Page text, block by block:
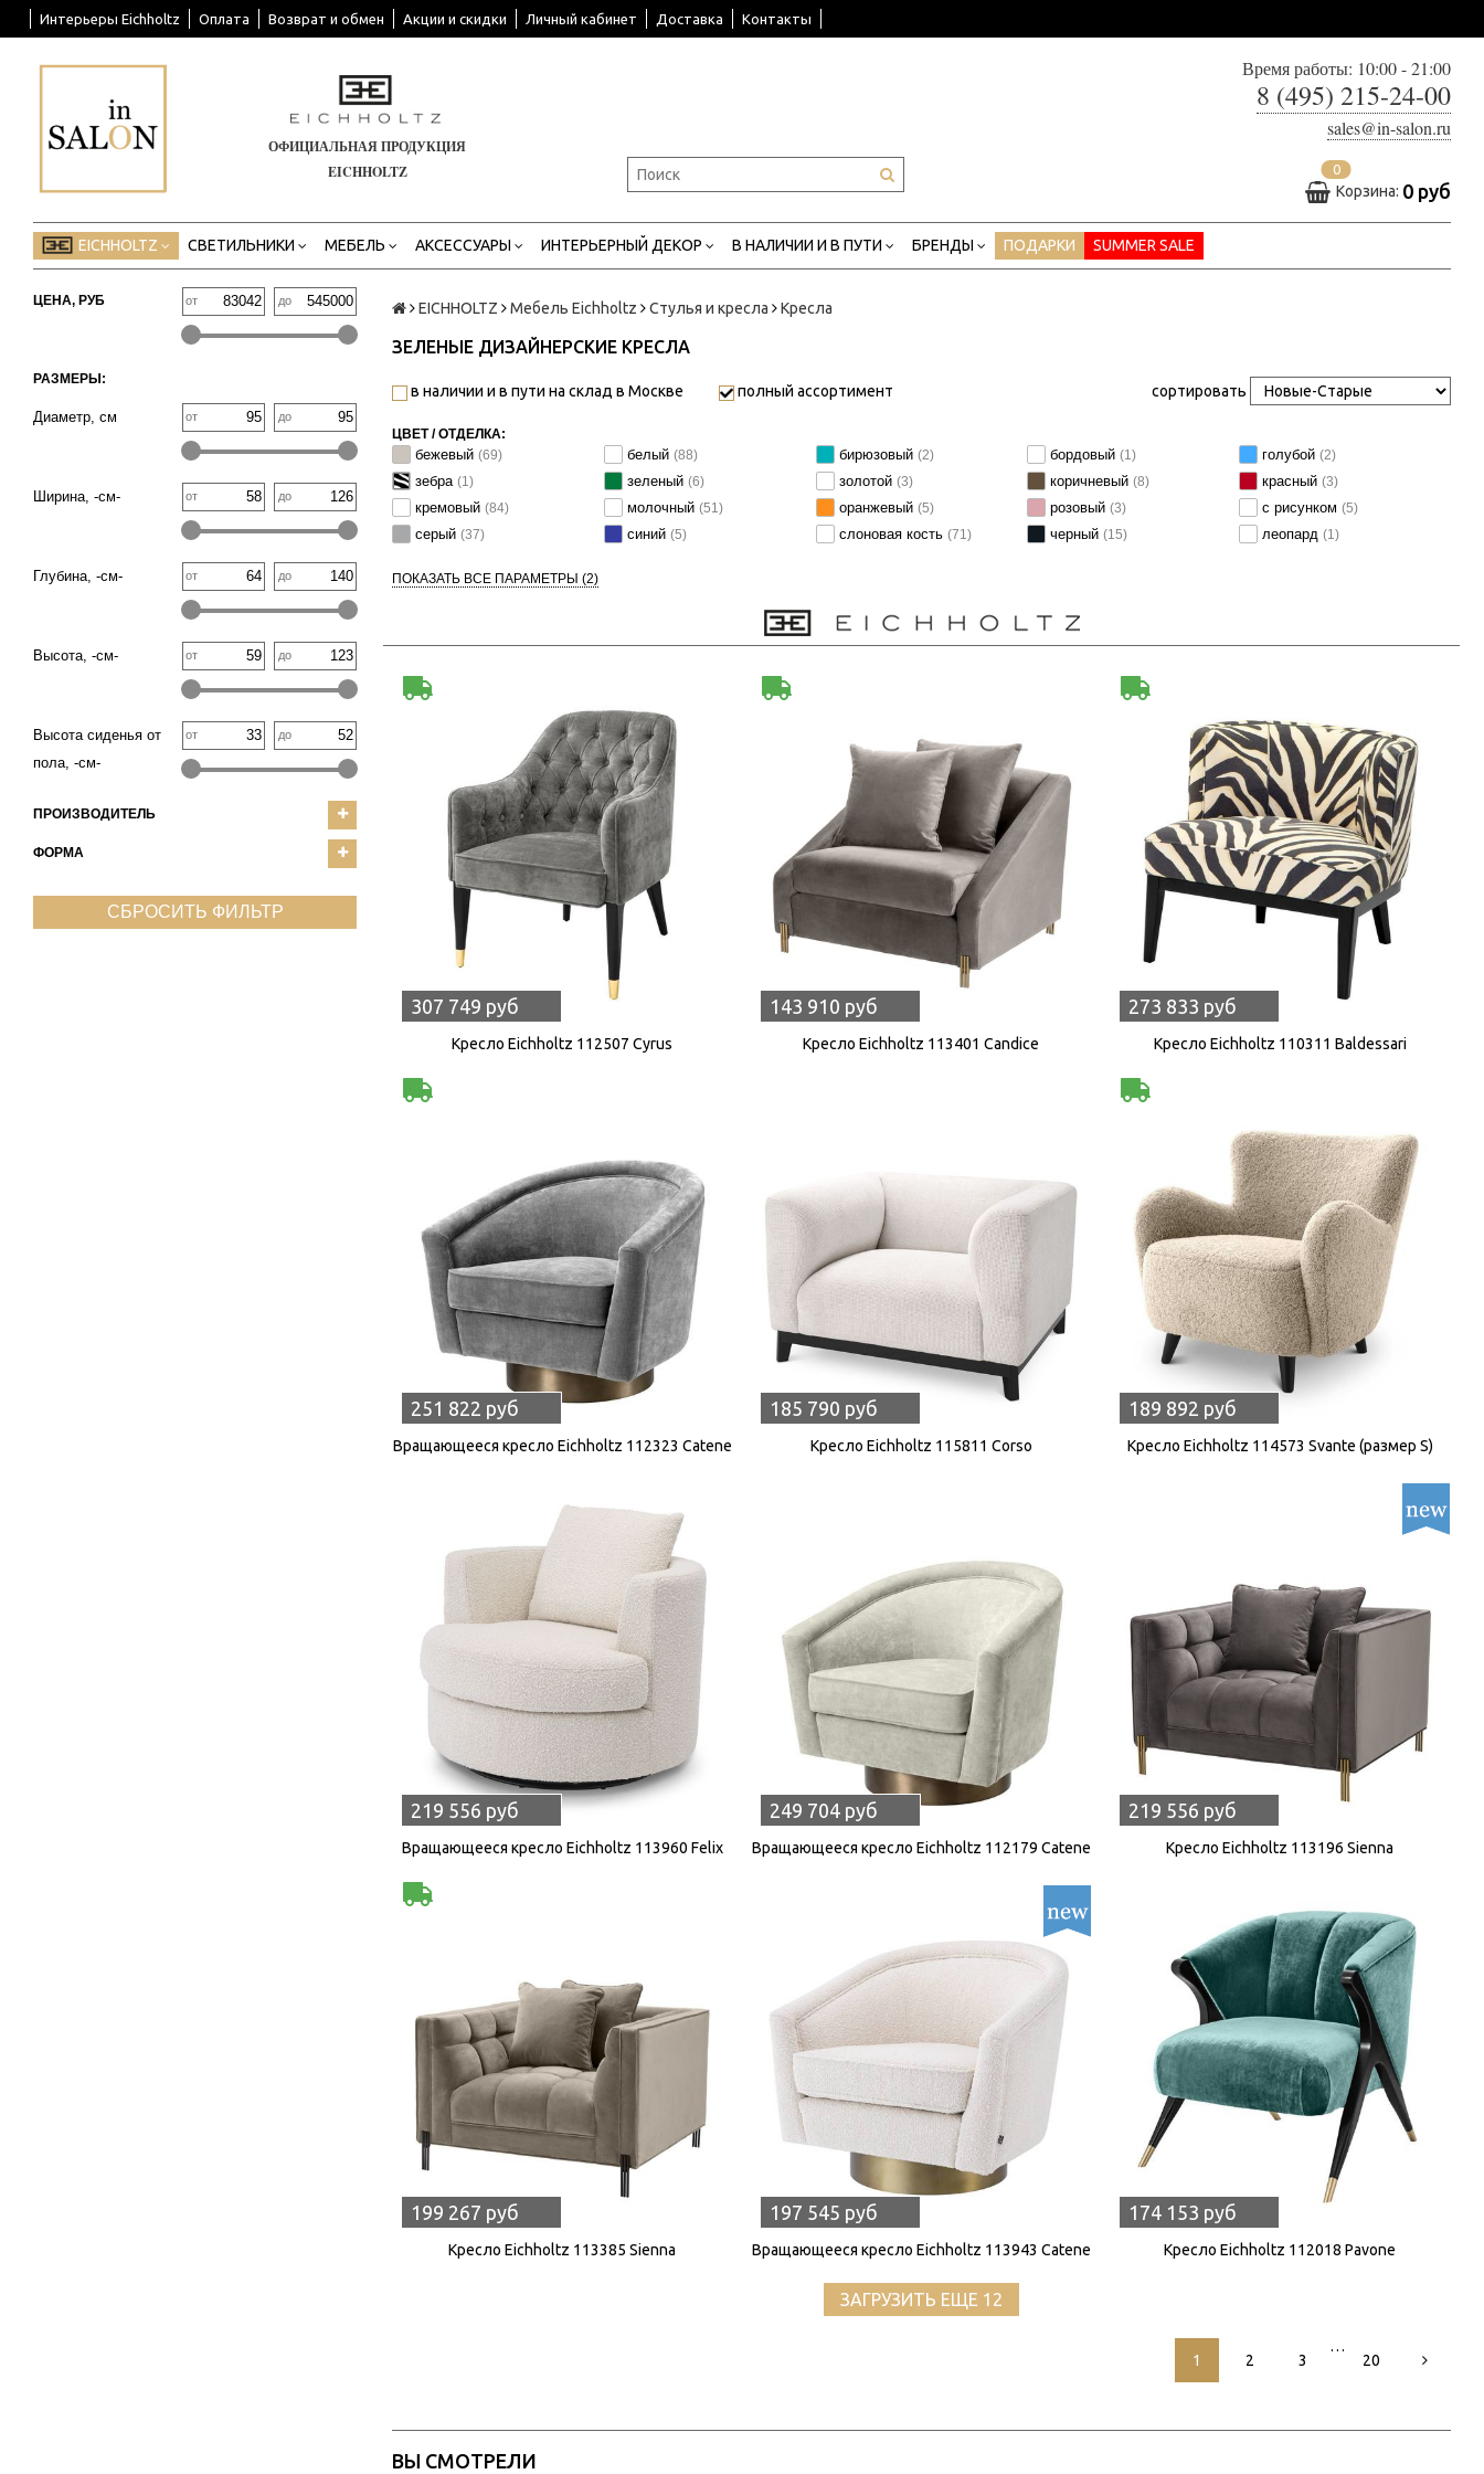
Интерьеры Eichholtz Оплата Возврат и обмен Акции и скидки Личный кабинет Доставка Контакты
ОФИЦИАЛЬНАЯ ПРОДУКЦИЯ
EICHHOLTZ
Время работы: 10:00 - 21:00
8 (495) 215-24-00
sales@in-salon.ru
0
Корзина: 0 руб
EICHHOLTZ СВЕТИЛЬНИКИ МЕБЕЛЬ АКСЕССУАРЫ ИНТЕРЬЕРНЫЙ ДЕКОР В НАЛИЧИИ И В ПУТИ БРЕНДЫ ПОДАРКИ SUMMER SALE
ЦЕНА, РУБ от до
РАЗМЕРЫ:
Диаметр, см от до
Ширина, -см- от до
Глубина, -см- от до
Высота, -см- от до
Высота сиденья от
пола, -см-
от до
ПРОИЗВОДИТЕЛЬ
ФОРМА
СБРОСИТЬ ФИЛЬТР
EICHHOLTZ Мебель Eichholtz Стулья и кресла Кресла
ЗЕЛЕНЫЕ ДИЗАЙНЕРСКИЕ КРЕСЛА
в наличии и в пути на склад в Москве полный ассортимент сортировать
ЦВЕТ / ОТДЕЛКА:
бежевый (69) белый (88) бирюзовый (2) бордовый(1) голубой(2)
зебра (1) зеленый (6) золотой (3) коричневый(8) красный(3)
кремовый (84) молочный (51) оранжевый (5) розовый(3) с рисунком(5)
серый (37) синий (5) слоновая кость (71) черный(15) леопард(1)
ПОКАЗАТЬ ВСЕ ПАРАМЕТРЫ (2)
307 749 руб
Кресло Eichholtz 112507 Cyrus
143 910 руб
Кресло Eichholtz 113401 Candice
273 833 руб
Кресло Eichholtz 110311 Baldessari
251 822 руб
Вращающееся кресло Eichholtz 112323 Catene
185 790 руб
Кресло Eichholtz 115811 Corso
189 892 руб
Кресло Eichholtz 114573 Svante (размер S)
219 556 руб
Вращающееся кресло Eichholtz 113960 Felix
249 704 руб
Вращающееся кресло Eichholtz 112179 Catene
219 556 руб
Кресло Eichholtz 113196 Sienna
199 267 руб
Кресло Eichholtz 113385 Sienna
197 545 руб
Вращающееся кресло Eichholtz 113943 Catene
174 153 руб
Кресло Eichholtz 112018 Pavone
ЗАГРУЗИТЬ ЕЩЕ 12
1 2 3
…
20
ВЫ СМОТРЕЛИ